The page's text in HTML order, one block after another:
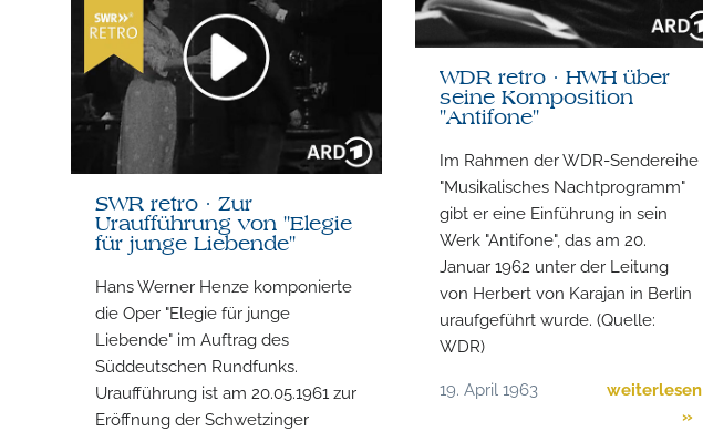
WDR retro · HWH über
seine Komposition
"Antifone"
Im Rahmen der WDR-Sendereihe
"Musikalisches Nachtprogramm"
gibt er eine Einführung in sein
Werk "Antifone", das am 20.
Januar 1962 unter der Leitung
von Herbert von Karajan in Berlin
uraufgeführt wurde. (Quelle:
WDR)
19. April 1963
weiterlesen
»
SWR retro · Zur
Uraufführung von "Elegie
für junge Liebende"
Hans Werner Henze komponierte
die Oper "Elegie für junge
Liebende" im Auftrag des
Süddeutschen Rundfunks.
Uraufführung ist am 20.05.1961 zur
Eröffnung der Schwetzinger